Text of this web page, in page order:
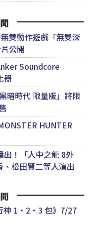
雙動作遊戲「無雙深
公開
Soundcore
器
暗時代 限量版」將限
HUNTER
出！「人中之龍 8外
松田賢二等人演出
神 1・2・3 包》7/27